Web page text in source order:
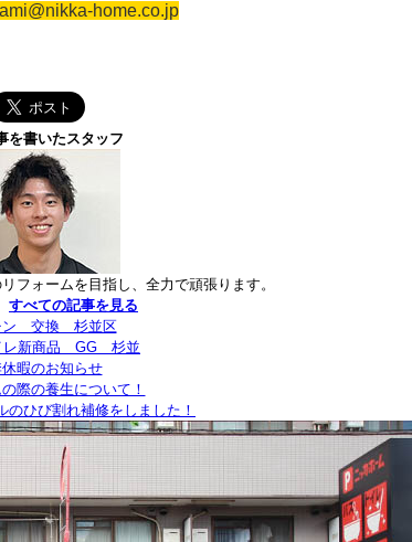
home.co.jp
を書いたスタッフ
フォームを目指し、全力で頑張ります。
すべての記事を見る
ン 交換 杉並区
レ新商品 GG 杉並
休暇のお知らせ
際の養生について！
のひび割れ補修をしました！